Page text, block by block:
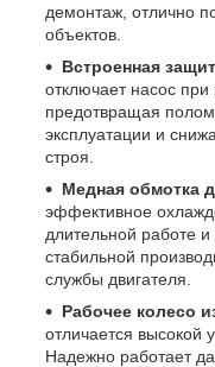
демонтаж, отлично
объектов.
Встроенная
отключает насос при
предотвращая
эксплуатации и
строя.
Медная обмотка
эффективное
длительной работе
стабильной
службы двигателя.
Рабочее колесо
отличается высокой
Надежно работает